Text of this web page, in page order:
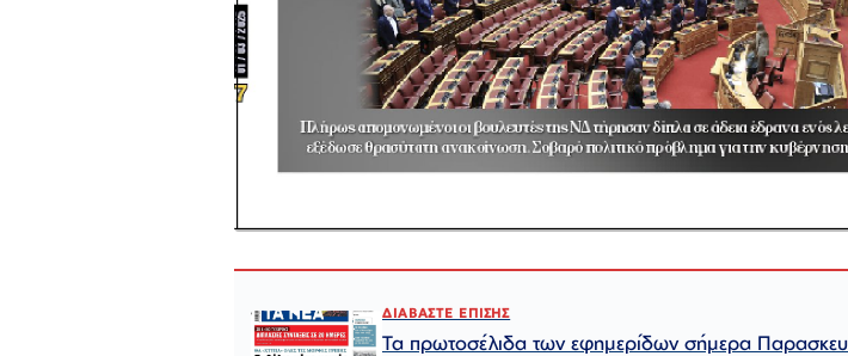
ΔΙΑΒΑΣΤΕ ΕΠΙΣΗΣ
Τα πρωτοσέλιδα των εφημερίδων σήμερα